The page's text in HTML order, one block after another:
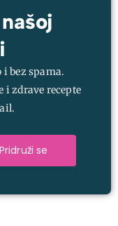
bez spama.
i zdrave recepte
Pridruži se